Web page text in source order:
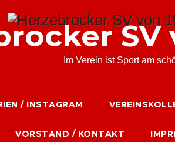
SV
Im Verein ist Sport am
/ INSTAGRAM
VORSTAND / KONTAKT